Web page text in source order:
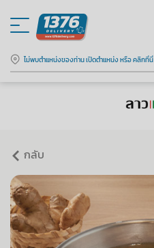
ไม่พบตำแหน่งของท่าน เปิดตำแหน่ง หรือ คลิกที่นี่
กลับ